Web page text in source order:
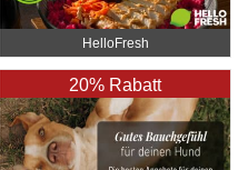
HelloFresh
20% Rabatt